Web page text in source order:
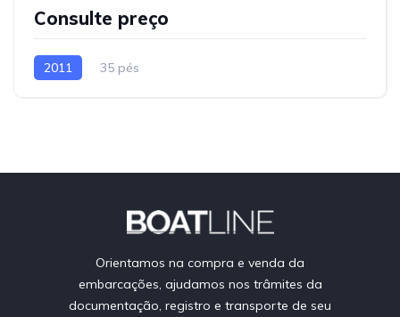
Consulte preço
2011 35 pés
Orientamos na compra e venda da
embarcações, ajudamos nos trâmites da
documentação, registro e transporte de seu